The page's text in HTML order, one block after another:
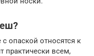
опаской относятся к
практически всем,